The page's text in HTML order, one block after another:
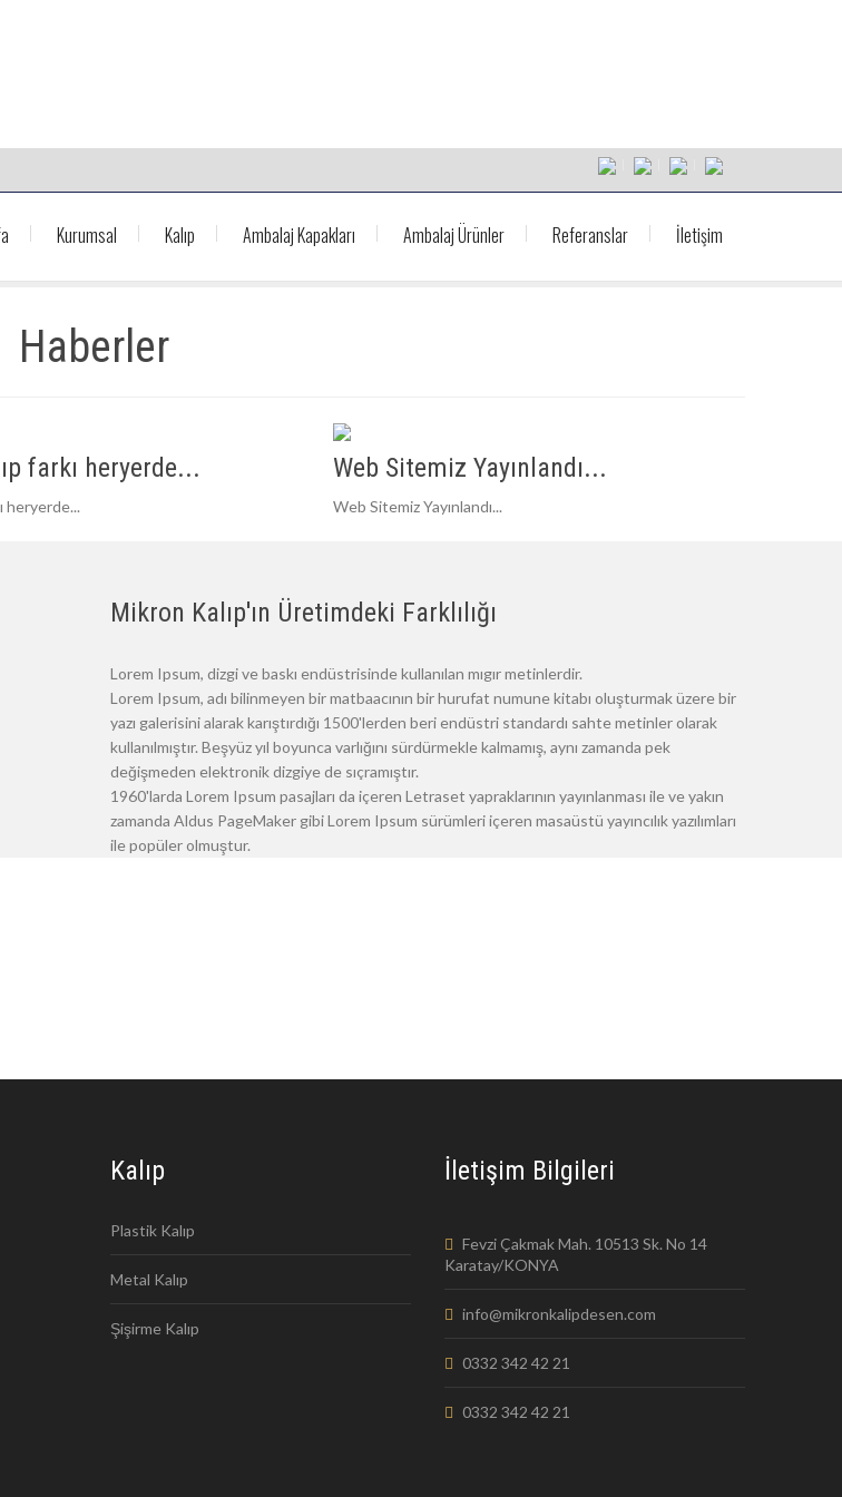
Kurumsal Kalıp Ambalaj Kapakları Ambalaj Ürünler Referanslar İletişim
Haberler
farkı heryerde...
heryerde...
Web Sitemiz Yayınlandı...
Web Sitemiz Yayınlandı...
Mikron Kalıp'ın Üretimdeki Farklılığı
Lorem Ipsum, dizgi ve baskı endüstrisinde kullanılan mıgır metinlerdir.
Lorem Ipsum, adı bilinmeyen bir matbaacının bir hurufat numune kitabı oluşturmak üzere bir
yazı galerisini alarak karıştırdığı 1500'lerden beri endüstri standardı sahte metinler olarak
kullanılmıştır. Beşyüz yıl boyunca varlığını sürdürmekle kalmamış, aynı zamanda pek
değişmeden elektronik dizgiye de sıçramıştır.
1960'larda Lorem Ipsum pasajları da içeren Letraset yapraklarının yayınlanması ile ve yakın
zamanda Aldus PageMaker gibi Lorem Ipsum sürümleri içeren masaüstü yayıncılık yazılımları
ile popüler olmuştur.
Kalıp
Plastik Kalıp
Metal Kalıp
Şişirme Kalıp
İletişim Bilgileri
Fevzi Çakmak Mah. 10513 Sk. No 14
Karatay/KONYA
info@mikronkalipdesen.com
0332 342 42 21
0332 342 42 21